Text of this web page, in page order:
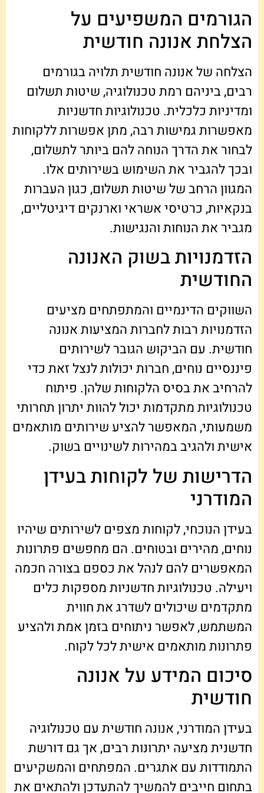
הגורמים המשפיעים על
הצלחת אנונה חודשית
הצלחה של אנונה חודשית תלויה בגורמים
רבים, ביניהם רמת טכנולוגיה, שיטות תשלום
ומדיניות כלכלית. טכנולוגיות חדשניות
מאפשרות גמישות רבה, מתן אפשרות ללקוחות
לבחור את הדרך הנוחה להם ביותר לתשלום,
ובכך להגביר את השימוש בשירותים אלו.
המגוון הרחב של שיטות תשלום, כגון העברות
בנקאיות, כרטיסי אשראי וארנקים דיגיטליים,
מגביר את הנוחות והנגישות.
הזדמנויות בשוק האנונה
החודשית
השווקים הדינמיים והמתפתחים מציעים
הזדמנויות רבות לחברות המציעות אנונה
חודשית. עם הביקוש הגובר לשירותים
פיננסיים נוחים, חברות יכולות לנצל זאת כדי
להרחיב את בסיס הלקוחות שלהן. פיתוח
טכנולוגיות מתקדמות יכול להוות יתרון תחרותי
משמעותי, המאפשר להציע שירותים מותאמים
אישית ולהגיב במהירות לשינויים בשוק.
הדרישות של לקוחות בעידן
המודרני
בעידן הנוכחי, לקוחות מצפים לשירותים שיהיו
נוחים, מהירים ובטוחים. הם מחפשים פתרונות
המאפשרים להם לנהל את כספם בצורה חכמה
ויעילה. טכנולוגיות חדשניות מספקות כלים
מתקדמים שיכולים לשדרג את חווית
המשתמש, לאפשר ניתוחים בזמן אמת ולהציע
פתרונות מותאמים אישית לכל לקוח.
סיכום המידע על אנונה
חודשית
בעידן המודרני, אנונה חודשית עם טכנולוגיה
חדשנית מציעה יתרונות רבים, אך גם דורשת
התמודדות עם אתגרים. המפתחים והמשקיעים
בתחום חייבים להמשיך להתעדכן ולהתאים את